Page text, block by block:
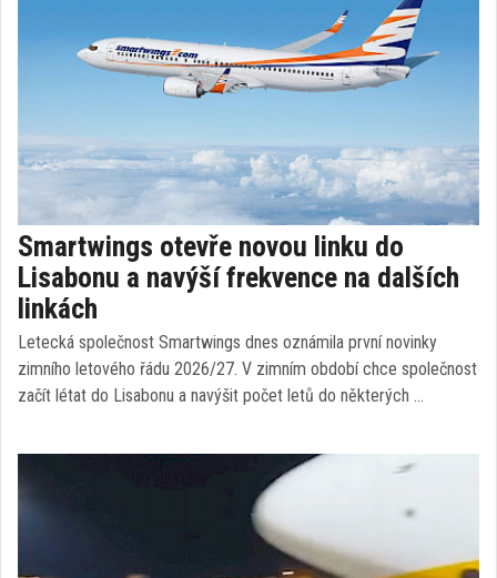
Smartwings otevře novou linku do
Lisabonu a navýší frekvence na dalších
linkách
Letecká společnost Smartwings dnes oznámila první novinky
zimního letového řádu 2026/27. V zimním období chce společnost
začít létat do Lisabonu a navýšit počet letů do některých …